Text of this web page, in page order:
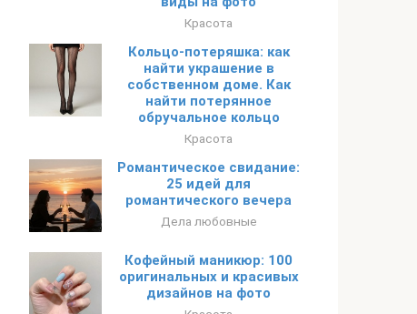
Красота
Кольцо-потеряшка: как
найти украшение в
собственном доме. Как
найти потерянное
обручальное кольцо
Красота
Романтическое свидание:
25 идей для
романтического вечера
Дела любовные
Кофейный маникюр: 100
оригинальных и красивых
дизайнов на фото